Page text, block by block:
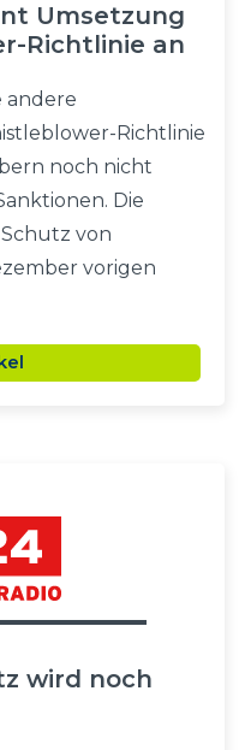
Umsetzung
Richtlinie an
andere
Richtlinie
noch nicht
Die
von
vorigen
wird noch